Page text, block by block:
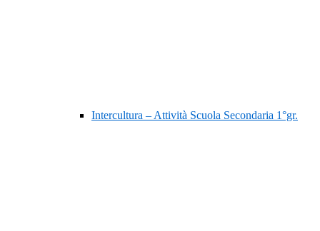
Intercultura – Attività Scuola Secondaria 1°gr.